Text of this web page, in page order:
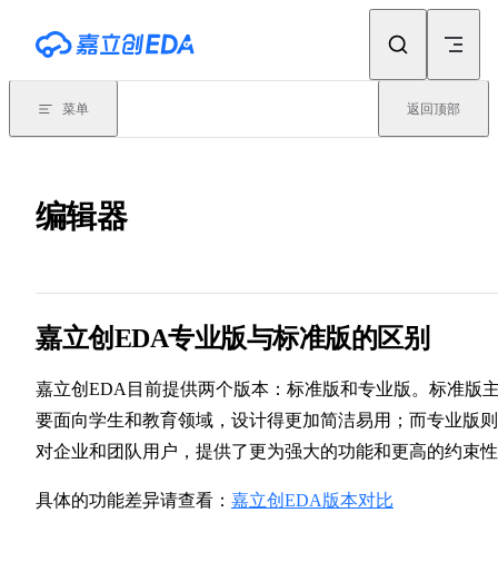
菜单 返回顶部
编辑器
嘉立创EDA专业版与标准版的区别
嘉立创EDA目前提供两个版本：标准版和专业版。标准版
要面向学生和教育领域，设计得更加简洁易用；而专业版
对企业和团队用户，提供了更为强大的功能和更高的约束
具体的功能差异请查看： 嘉立创EDA版本对比